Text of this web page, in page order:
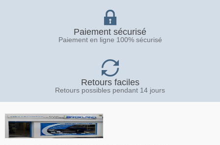
Paiement sécurisé
Paiement en ligne 100% sécurisé
Retours faciles
Retours possibles pendant 14 jours